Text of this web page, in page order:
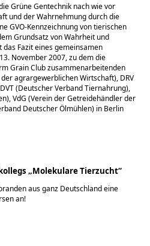
Grüne Gentechnik nach wie vor
und der Wahrnehmung durch die
GVO-Kennzeichnung von tierischen
Grundsatz von Wahrheit und
Fazit eines gemeinsamen
November 2007, zu dem die
Grain Club zusammenarbeitenden
agrargewerblichen Wirtschaft), DRV
(Deutscher Verband Tiernahrung),
VdG (Verein der Getreidehändler der
Deutscher Ölmühlen) in Berlin
„Molekulare Tierzucht“
aus ganz Deutschland eine
an!